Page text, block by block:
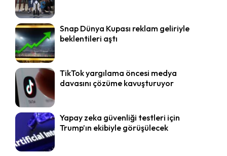
Snap Dünya Kupası reklam geliriyle
beklentileri aştı
TikTok yargılama öncesi medya
davasını çözüme kavuşturuyor
Yapay zeka güvenliği testleri için
Trump’ın ekibiyle görüşülecek